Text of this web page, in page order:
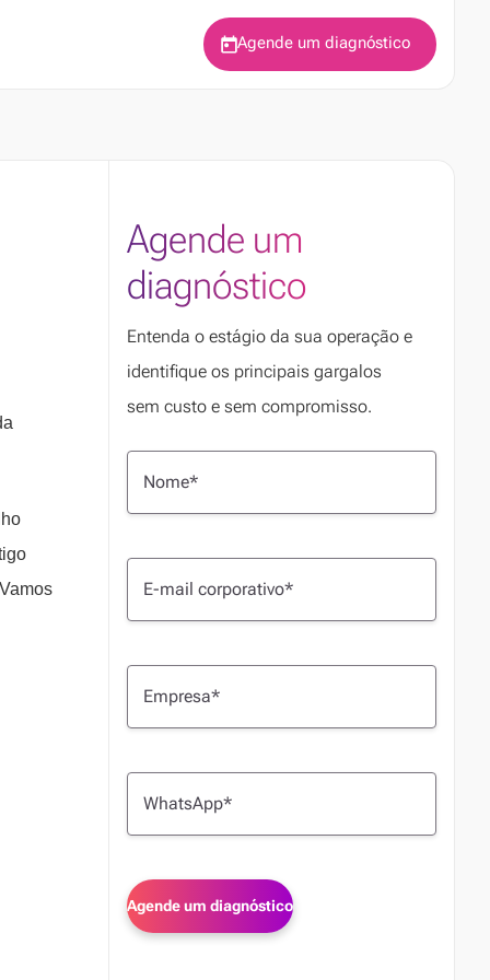
Agende um diagnóstico
Agende um
diagnóstico
Entenda o estágio da sua operação e
identifique os principais gargalos
sem custo e sem compromisso.